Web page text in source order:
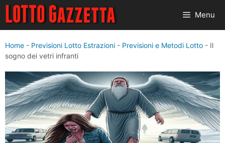
Vai
contenuto
Menu
Home - Previsioni Lotto Estrazioni - Previsioni e Metodi Lotto - Il
sogno dei vetri infranti